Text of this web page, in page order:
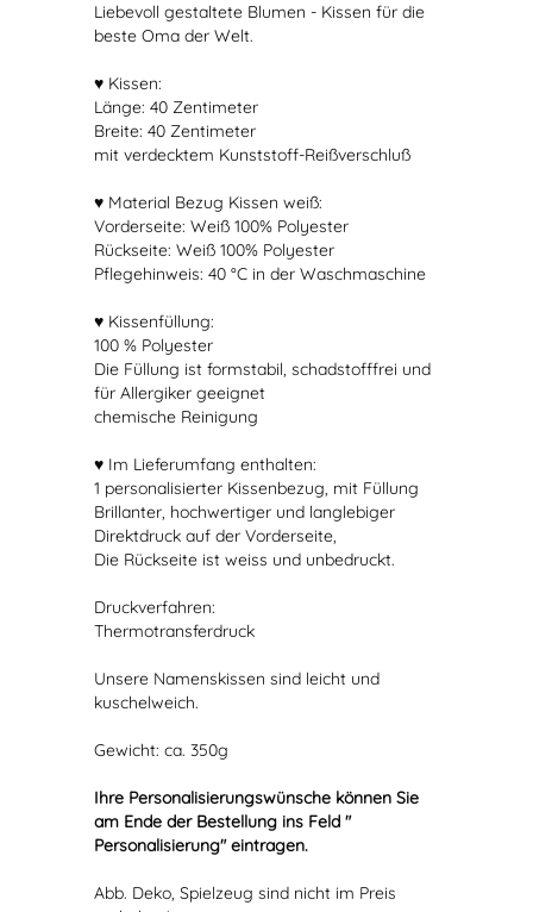
Liebevoll gestaltete Blumen - Kissen für die
beste Oma der Welt.
♥ Kissen:
Länge: 40 Zentimeter
Breite: 40 Zentimeter
mit verdecktem Kunststoff-Reißverschluß
♥ Material Bezug Kissen weiß:
Vorderseite: Weiß 100% Polyester
Rückseite: Weiß 100% Polyester
Pflegehinweis: 40 °C in der Waschmaschine
♥ Kissenfüllung:
100 % Polyester
Die Füllung ist formstabil, schadstofffrei und
für Allergiker geeignet
chemische Reinigung
♥ Im Lieferumfang enthalten:
1 personalisierter Kissenbezug, mit Füllung
Brillanter, hochwertiger und langlebiger
Direktdruck auf der Vorderseite,
Die Rückseite ist weiss und unbedruckt.
Druckverfahren:
Thermotransferdruck
Unsere Namenskissen sind leicht und
kuschelweich.
Gewicht: ca. 350g
Ihre Personalisierungswünsche können Sie
am Ende der Bestellung ins Feld "
Personalisierung" eintragen.
Abb. Deko, Spielzeug sind nicht im Preis